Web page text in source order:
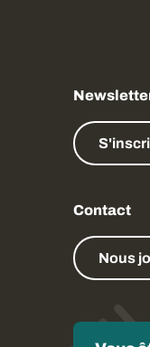
Contact
Nous